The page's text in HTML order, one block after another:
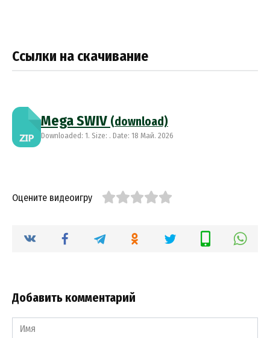
Ссылки на скачивание
Mega SWIV (download)
Downloaded: 1. Size: . Date: 18 Май. 2026
Оцените видеоигру
Добавить комментарий
Имя